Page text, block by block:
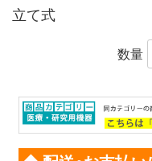
立て式
数量